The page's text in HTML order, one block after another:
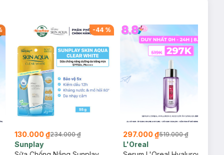
-44%
130.000 ₫234.000 ₫
Sunplay
297.000 ₫519.000 ₫
L'Oreal